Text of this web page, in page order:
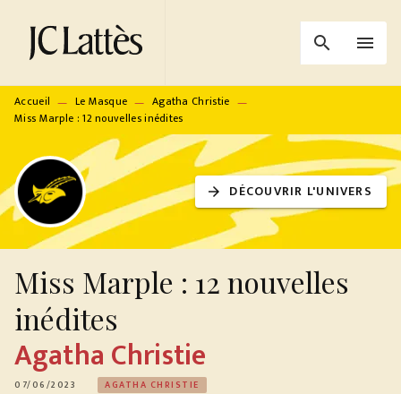
MENU RECHERCHE
PIED DE PAGE
search menu
Accueil — Le Masque — Agatha Christie —
Miss Marple : 12 nouvelles inédites
arrow_forward DÉCOUVRIR L'UNIVERS
Miss Marple : 12 nouvelles
inédites
Agatha Christie
07/06/2023 AGATHA CHRISTIE